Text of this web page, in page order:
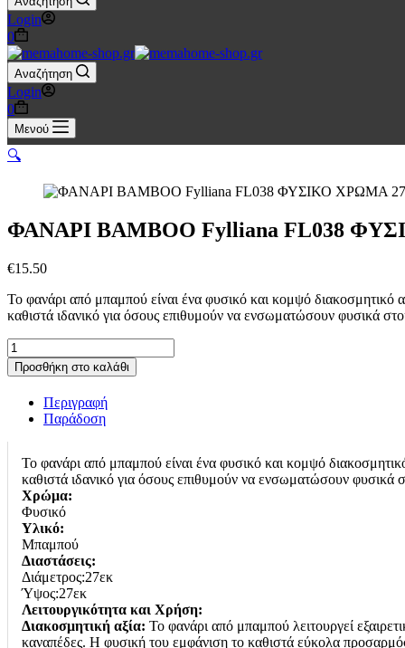
Login
Καλάθι
Αγορών
0
Αναζήτηση
Login
Καλάθι
Αγορών
0
Μενού
🔍
ΦΑΝΑΡΙ ΒΑΜΒΟΟ Fylliana FL038
€15.50
Το φανάρι από μπαμπού είναι ένα φυσικό και κομψό διακοσμητικό
καθιστά ιδανικό για όσους επιθυμούν να ενσωματώσουν φυσικά
ΦΑΝΑΡΙ
ΒΑΜΒΟΟ
Fylliana
FL038
ΦΥΣΙΚΟ
ΧΡΩΜΑ
27x27εκ
ποσότητα
Προσθήκη στο καλάθι
Περιγραφή
Παράδοση
Το φανάρι από μπαμπού είναι ένα φυσικό και κομψό
καθιστά ιδανικό για όσους επιθυμούν να ενσωματώσουν φυσικά
Χρώμα:
Φυσικό
Υλικό:
Μπαμπού
Διαστάσεις:
Διάμετρος:27εκ
Ύψος:27εκ
Λειτουργικότητα και Χρήση:
Διακοσμητική αξία: Το φανάρι από μπαμπού λειτουργεί
καναπέδες. Η φυσική του εμφάνιση το καθιστά εύκολα